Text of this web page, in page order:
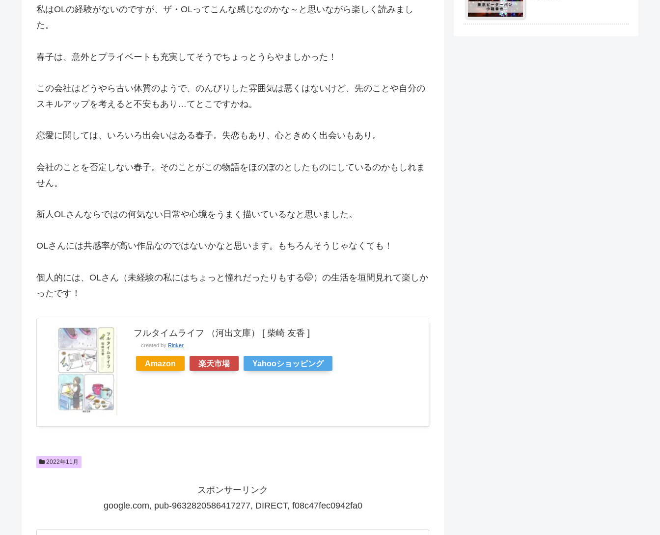
私はOLの経験がないのですが、ザ・OLってこんな感じなのかな～と思いながら楽しく読みまし
た。
春子は、意外とプライベートも充実してそうでちょっとうらやましかった！
この会社はどうやら古い体質のようで、のんびりした雰囲気は悪くはないけど、先のことや自分の
スキルアップを考えると不安もあり…てとこですかね。
恋愛に関しては、いろいろ出会いはある春子。失恋もあり、心ときめく出会いもあり。
会社のことを否定しない春子。そのことがこの物語をほのぼのとしたものにしているのかもしれま
せん。
新人OLさんならではの何気ない日常や心境をうまく描いているなと思いました。
OLさんには共感率が高い作品なのではないかなと思います。もちろんそうじゃなくても！
個人的には、OLさん（未経験の私にはちょっと憧れだったりもする🤭）の生活を垣間見れて楽しか
ったです！
フルタイムライフ （河出文庫） [ 柴崎 友香 ]
created by Rinker
Amazon 楽天市場 Yahooショッピング
2022年11月
スポンサーリンク
google.com, pub-9632820586417277, DIRECT, f08c47fec0942fa0